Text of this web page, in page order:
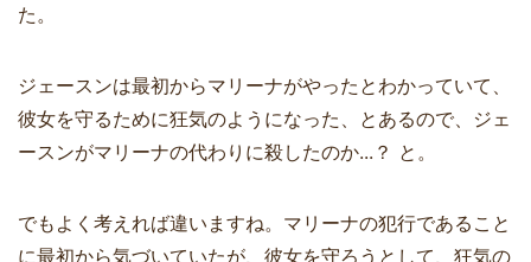
た。
ジェースンは最初からマリーナがやったとわかっていて、
彼女を守るために狂気のようになった、とあるので、ジェ
ースンがマリーナの代わりに殺したのか...？ と。
でもよく考えれば違いますね。マリーナの犯行であること
に最初から気づいていたが、彼女を守ろうとして、狂気の